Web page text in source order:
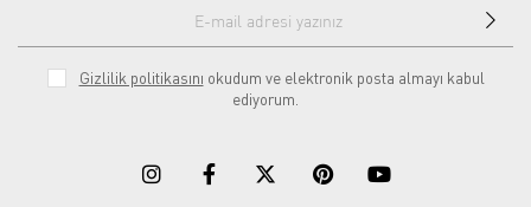
Gizlilik politikasını okudum ve elektronik posta almayı kabul
ediyorum.